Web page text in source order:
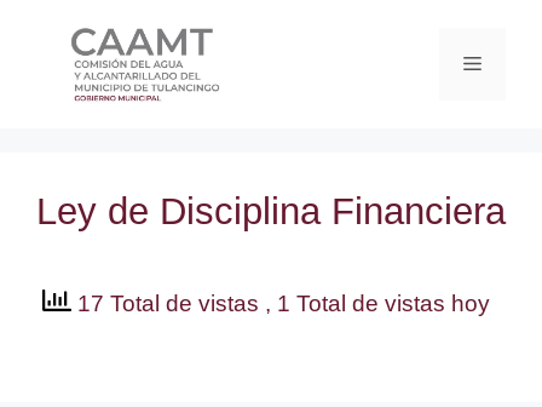
Ley de Disciplina Financiera
17 Total de vistas , 1 Total de vistas hoy